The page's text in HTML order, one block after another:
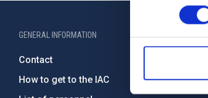
consentimiento
GENERAL INFORMATION
Contact
How to get to the IAC